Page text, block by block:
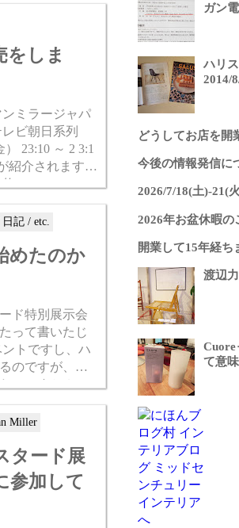
をしま
23:10 ～ 2 3:1
紹介されます。
ンミ
記 / etc.
めたのか
ド特別展示会
って書いたじ
のですが、
のですか？」
Miller
タード展
参加して
ガン
ハリ
2014/
どうしてお店を
今後の情報発信に
2026/7/18(土)-21(
2026年お盆休暇の
開業して15年経ち
渡辺
て意味